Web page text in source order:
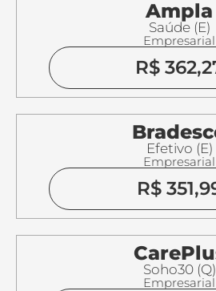
Ampla
Saúde (E)
Empresarial
R$
Efetivo (E)
Empresarial
R$
Soho30 (Q)
Empresarial